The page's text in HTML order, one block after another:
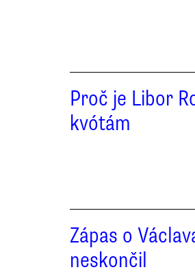
Proč je Libor
kvótám
Zápas o
neskončil